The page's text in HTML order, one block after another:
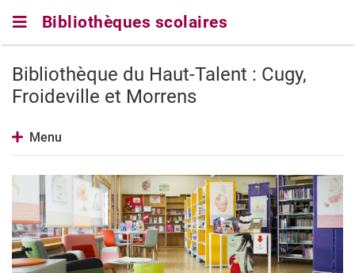
main
navigation
Bibliothèques scolaires
Bibliothèque du Haut-Talent : Cugy,
Froideville et Morrens
Menu